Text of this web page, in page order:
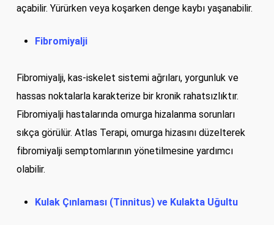
açabilir. Yürürken veya koşarken denge kaybı yaşanabilir.
Fibromiyalji
Fibromiyalji, kas-iskelet sistemi ağrıları, yorgunluk ve
hassas noktalarla karakterize bir kronik rahatsızlıktır.
Fibromiyalji hastalarında omurga hizalanma sorunları
sıkça görülür. Atlas Terapi, omurga hizasını düzelterek
fibromiyalji semptomlarının yönetilmesine yardımcı
olabilir.
Kulak Çınlaması (Tinnitus) ve Kulakta Uğultu